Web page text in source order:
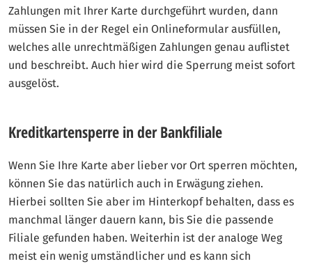
Zahlungen mit Ihrer Karte durchgeführt wurden, dann
müssen Sie in der Regel ein Onlineformular ausfüllen,
welches alle unrechtmäßigen Zahlungen genau auflistet
und beschreibt. Auch hier wird die Sperrung meist sofort
ausgelöst.
Kreditkartensperre in der Bankfiliale
Wenn Sie Ihre Karte aber lieber vor Ort sperren möchten,
können Sie das natürlich auch in Erwägung ziehen.
Hierbei sollten Sie aber im Hinterkopf behalten, dass es
manchmal länger dauern kann, bis Sie die passende
Filiale gefunden haben. Weiterhin ist der analoge Weg
meist ein wenig umständlicher und es kann sich